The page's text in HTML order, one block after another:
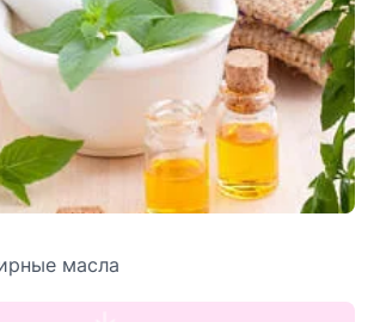
масла